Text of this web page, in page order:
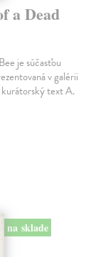
a Dead
je súčasťou
v galérii
kurátorský text A.
na sklade